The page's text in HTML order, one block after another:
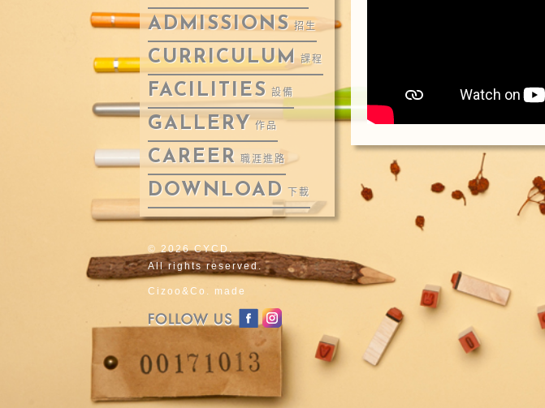
ADMISSIONS 招生
CURRICULUM 課程
FACILITIES 設備
GALLERY 作品
CAREER 職涯進路
DOWNLOAD 下載
© 2026 CYCD.
All rights reserved.
Cizoo&Co. made